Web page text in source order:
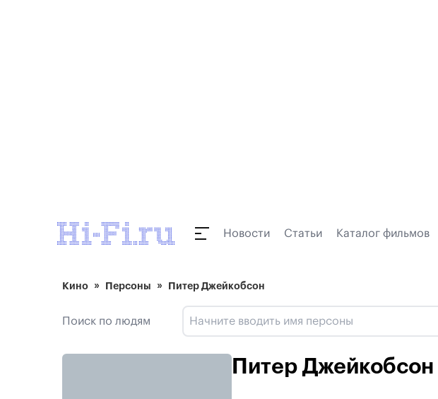
Новости Статьи Каталог фильмов
Кино Персоны Питер Джейкобсон
Поиск по людям
Питер Джейкобсон